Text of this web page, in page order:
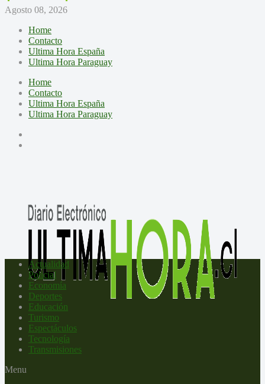
Agosto 08, 2026
Home
Contacto
Ultima Hora España
Ultima Hora Paraguay
Home
Contacto
Ultima Hora España
Ultima Hora Paraguay
Actualidad
Policial
Economía
Deportes
Educación
Turismo
Espectáculos
Tecnología
Transmisiones
Menu